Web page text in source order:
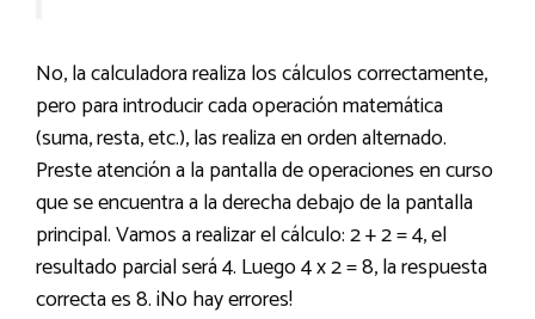
No, la calculadora realiza los cálculos correctamente,
pero para introducir cada operación matemática
(suma, resta, etc.), las realiza en orden alternado.
Preste atención a la pantalla de operaciones en curso
que se encuentra a la derecha debajo de la pantalla
principal. Vamos a realizar el cálculo: 2 + 2 = 4, el
resultado parcial será 4. Luego 4 x 2 = 8, la respuesta
correcta es 8. ¡No hay errores!